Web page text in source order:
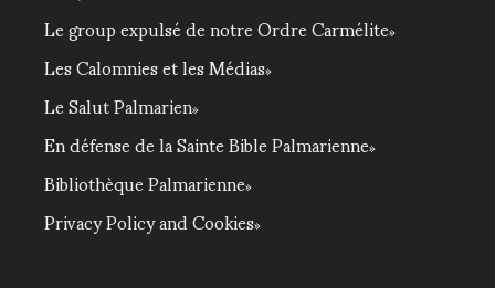
Le group expulsé de notre Ordre Carmélite
Les Calomnies et les Médias
Le Salut Palmarien
En défense de la Sainte Bible Palmarienne
Bibliothèque Palmarienne
Privacy Policy and Cookies